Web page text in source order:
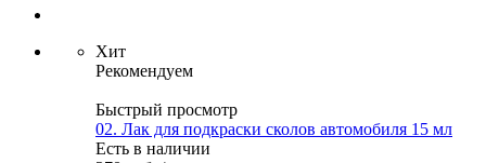
Хит
Рекомендуем
Быстрый просмотр
02. Лак для подкраски сколов автомобиля 15 мл
Есть в наличии